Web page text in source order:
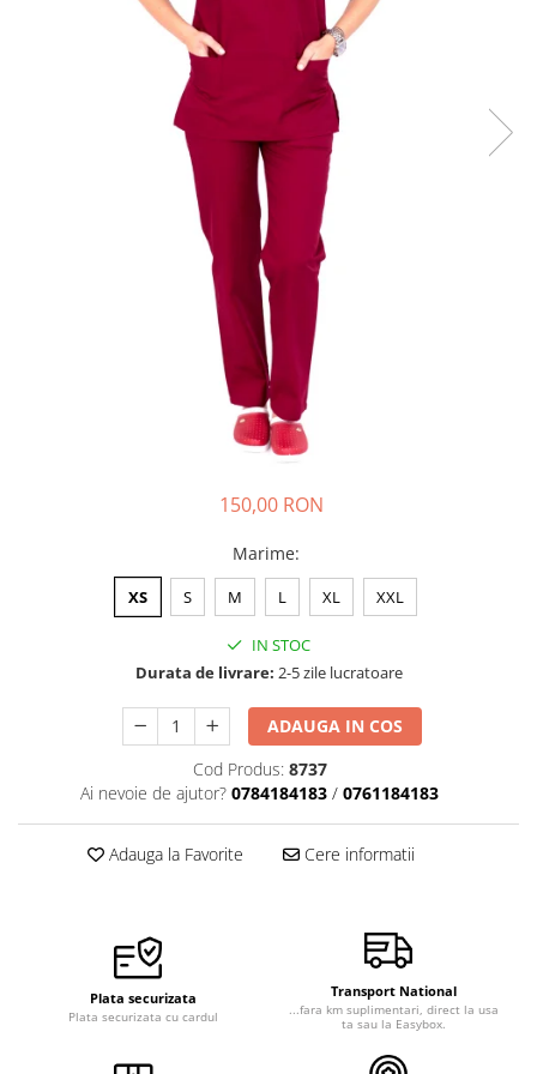
Halate medicale barbati
Halate medicale P2 cu fluturas
Halate medicale cu nasturi
Halate medicale cu fermoar
Halate medicale polar - unisex
Halate medicale polar - unisex
Sorturi restaurante
Tricouri de lucru
Saboti medicali
ACCESORII
Noutati
150,00 RON
Marime:
XS S M L XL XXL
IN STOC
Durata de livrare: 2-5 zile lucratoare
ADAUGA IN COS
Cod Produs: 8737
Ai nevoie de ajutor? 0784184183 / 0761184183
Adauga la Favorite Cere informatii
Plata securizata
Plata securizata cu cardul
Transport National
...fara km suplimentari, direct la usa
ta sau la Easybox.